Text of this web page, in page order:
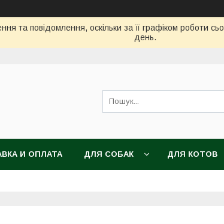
та повідомлення, оскільки за її графіком роботи
день.
И ОПЛАТА ДЛЯ СОБАК ДЛЯ КОТОВ